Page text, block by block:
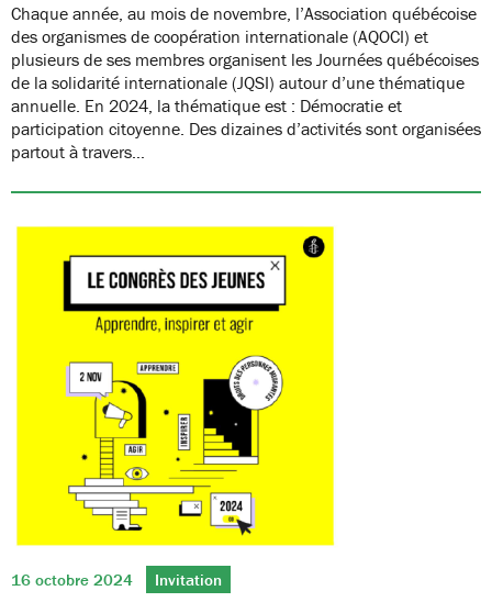
Chaque année, au mois de novembre, l’Association québécoise
des organismes de coopération internationale (AQOCI) et
plusieurs de ses membres organisent les Journées québécoises
de la solidarité internationale (JQSI) autour d’une thématique
annuelle. En 2024, la thématique est : Démocratie et
participation citoyenne. Des dizaines d’activités sont organisées
partout à travers…
16 octobre 2024 Invitation